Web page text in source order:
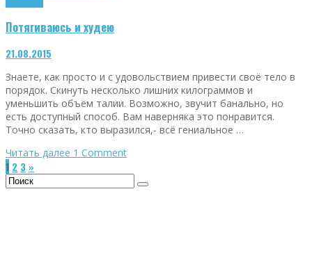
Потягиваюсь и худею
21.08.2015
Знаете, как просто и с удовольствием привести своё тело в
порядок. Скинуть несколько лишних килограммов и
уменьшить объём талии. Возможно, звучит банально, но
есть доступный способ. Вам наверняка это понравится.
Точно сказать, кто выразился,- всё гениальное …
Читать далее 1 Comment
1 2 3 »